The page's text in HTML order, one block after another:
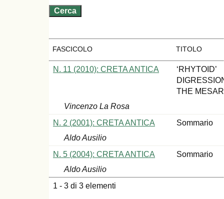
FASCICOLO TITOLO
N. 11 (2010): CRETA ANTICA
‘RHYTOID’
THE
Vincenzo La Rosa
N. 2 (2001): CRETA ANTICA
Sommario
Aldo Ausilio
N. 5 (2004): CRETA ANTICA
Sommario
Aldo Ausilio
1 - 3 di 3 elementi